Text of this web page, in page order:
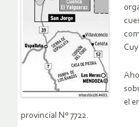
el
provincial Nº 7722.